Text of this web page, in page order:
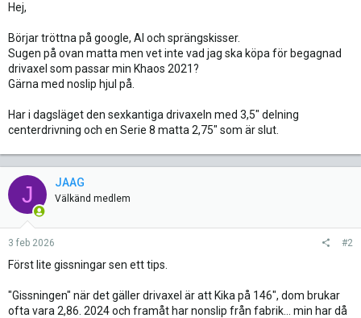
Hej,
Börjar tröttna på google, AI och sprängskisser.
Sugen på ovan matta men vet inte vad jag ska köpa för begagnad
drivaxel som passar min Khaos 2021?
Gärna med noslip hjul på.
Har i dagsläget den sexkantiga drivaxeln med 3,5" delning
centerdrivning och en Serie 8 matta 2,75" som är slut.
J JAAG
Välkänd medlem
3 feb 2026 #2
Först lite gissningar sen ett tips.
"Gissningen" när det gäller drivaxel är att Kika på 146", dom brukar
ofta vara 2,86. 2024 och framåt har nonslip från fabrik... min har då